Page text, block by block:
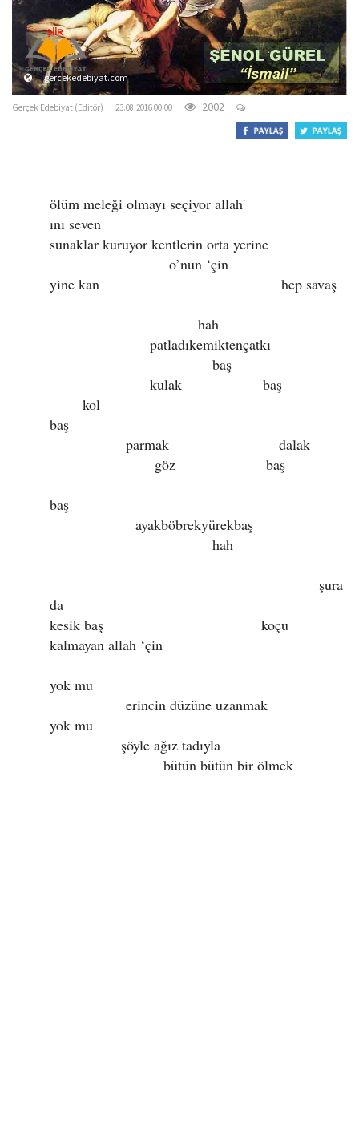
n
gercekedebiyat.com
Gerçek Edebiyat (Editör) 23.08.2016 00:00 2002
ölüm meleği olmayı seçiyor allah'
ını seven
sunaklar kuruyor kentlerin orta yerine
o’nun ‘çin
yine kan hep savaş
hah
patladıkemiktençatkı
baş
kulak baş
kol
baş
parmak dalak
göz baş
baş
ayakböbrekyürekbaş
hah
şura
da
kesik baş koçu
kalmayan allah ‘çin
yok mu
erincin düzüne uzanmak
yok mu
şöyle ağız tadıyla
bütün bütün bir ölmek